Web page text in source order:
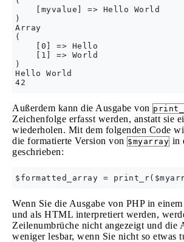
    [myvalue] => Hello World
)
Array
(
    [0] => Hello
    [1] => World
)
Hello World
Außerdem kann die Ausgabe von
Zeichenfolge erfasst werden, anstatt sie
wiederholen. Mit dem folgenden Code
die formatierte Version von $myarray in
geschrieben:
Wenn Sie die Ausgabe von PHP in
und als HTML interpretiert werden,
Zeilenumbrüche nicht angezeigt und die
weniger lesbar, wenn Sie nicht so etwas